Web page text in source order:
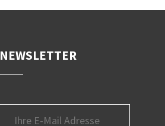
NEWSLETTER